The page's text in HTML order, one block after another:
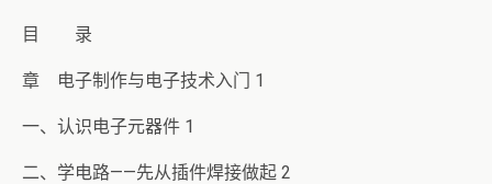
目 录
章 电子制作与电子技术入门 1
一、认识电子元器件 1
二、学电路——先从插件焊接做起 2